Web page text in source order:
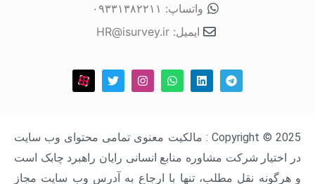
واتساپ: ۰۹۳۳۱۳۸۲۲۱۱
ایمیل: HR@isurvey.ir
Copyright © 2025 : مالکیت معنوی تمامی محتوای وب سایت
در اختیار شرکت مشاوره منابع انسانی رایان راهبرد چابک است
و هرگونه نقل مطلب، تنها با ارجاع به آدرس وب سایت مجاز